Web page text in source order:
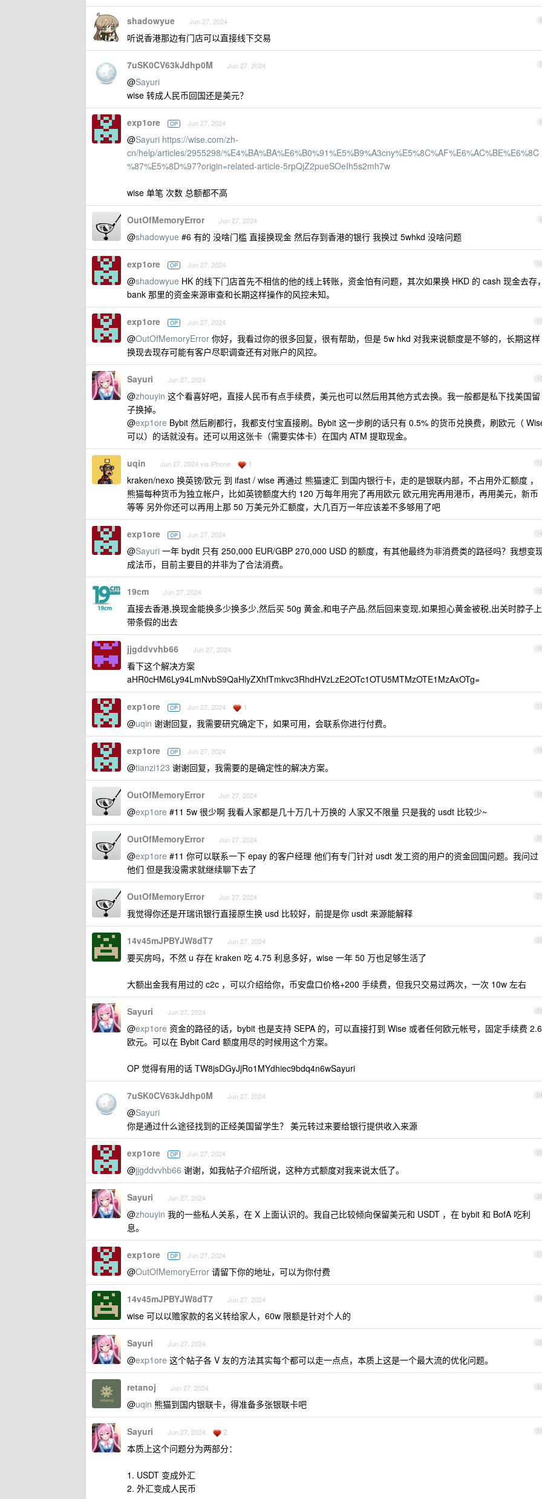
6
shadowyue Jun 27, 2024
听说香港那边有门店可以直接线下交易
7
7uSK0CV63kJdhp0M Jun 27, 2024
@Sayuri
wise 转成人民币回国还是美元？
8
exp1ore OP Jun 27, 2024
@Sayuri https://wise.com/zh-
cn/help/articles/2955298/%E4%BA%BA%E6%B0%91%E5%B9%A3cny%E5%8C%AF%E6%AC%BE%E6%8C
%87%E5%8D%97?origin=related-article-5rpQjZ2pueSOeIh5s2mh7w
wise 单笔 次数 总额都不高
9
OutOfMemoryError Jun 27, 2024
@shadowyue #6 有的 没啥门槛 直接换现金 然后存到香港的银行 我换过 5whkd 没啥问题
10
exp1ore OP Jun 27, 2024
@shadowyue HK 的线下门店首先不相信的他的线上转账，资金怕有问题，其次如果换 HKD 的 cash 现金去存，
bank 那里的资金来源审查和长期这样操作的风控未知。
11
exp1ore OP Jun 27, 2024
@OutOfMemoryError 你好，我看过你的很多回复，很有帮助，但是 5w hkd 对我来说额度是不够的，长期这样
换现去现存可能有客户尽职调查还有对账户的风控。
12
Sayuri Jun 27, 2024
@zhouyin 这个看喜好吧，直接人民币有点手续费，美元也可以然后用其他方式去换。我一般都是私下找美国留
子换掉。
@exp1ore Bybit 然后刷都行，我都支付宝直接刷。Bybit 这一步刷的话只有 0.5% 的货币兑换费，刷欧元（
可以）的话就没有。还可以用这张卡（需要实体卡）在国内 ATM 提取现金。
13
uqin Jun 27, 2024 via iPhone 1
kraken/nexo 换英镑/欧元 到 ifast / wise 再通过 熊猫速汇 到国内银行卡，走的是银联内部，不占用外汇额度 ，
熊猫每种货币为独立帐户，比如英镑额度大约 120 万每年用完了再用欧元 欧元用完再用港币，再用美元，新币
等等 另外你还可以再用上那 50 万美元外汇额度，大几百万一年应该差不多够用了吧
14
exp1ore OP Jun 27, 2024
@Sayuri 一年 bydit 只有 250,000 EUR/GBP 270,000 USD 的额度，有其他最终为非消费类的路径吗？我想变
成法币，目前主要目的并非为了合法消费。
15
19cm Jun 27, 2024
直接去香港,换现金能换多少换多少,然后买 50g 黄金,和电子产品,然后回来变现,如果担心黄金被税,出关时脖子上
带条假的出去
16
jjgddvvhb66 Jun 27, 2024
看下这个解决方案
aHR0cHM6Ly94LmNvbS9QaHlyZXhfTmkvc3RhdHVzLzE2OTc1OTU5MTMzOTE1MzAxOTg=
17
exp1ore OP Jun 27, 2024 1
@uqin 谢谢回复，我需要研究确定下，如果可用，会联系你进行付费。
18
exp1ore OP Jun 27, 2024
@tianzi123 谢谢回复，我需要的是确定性的解决方案。
19
OutOfMemoryError Jun 27, 2024
@exp1ore #11 5w 很少啊 我看人家都是几十万几十万换的 人家又不限量 只是我的 usdt 比较少~
20
OutOfMemoryError Jun 27, 2024
@exp1ore #11 你可以联系一下 epay 的客户经理 他们有专门针对 usdt 发工资的用户的资金回国问题。我问过
他们 但是我没需求就继续聊下去了
21
OutOfMemoryError Jun 27, 2024
我觉得你还是开瑞讯银行直接原生换 usd 比较好，前提是你 usdt 来源能解释
22
14v45mJPBYJW8dT7 Jun 27, 2024
要买房吗，不然 u 存在 kraken 吃 4.75 利息多好，wise 一年 50 万也足够生活了
大额出金我有用过的 c2c ，可以介绍给你，币安盘口价格+200 手续费，但我只交易过两次，一次 10w 左右
23
Sayuri Jun 27, 2024
@exp1ore 资金的路径的话，bybit 也是支持 SEPA 的，可以直接打到 Wise 或者任何欧元帐号，固定手续费 2.6
欧元。可以在 Bybit Card 额度用尽的时候用这个方案。
OP 觉得有用的话 TW8jsDGyJjRo1MYdhiec9bdq4n6wSayuri
24
7uSK0CV63kJdhp0M Jun 27, 2024
@Sayuri
你是通过什么途径找到的正经美国留学生？ 美元转过来要给银行提供收入来源
25
exp1ore OP Jun 27, 2024
@jjgddvvhb66 谢谢，如我帖子介绍所说，这种方式额度对我来说太低了。
26
Sayuri Jun 27, 2024
@zhouyin 我的一些私人关系，在 X 上面认识的。我自己比较倾向保留美元和 USDT ，在 bybit 和 BofA 吃利
息。
27
exp1ore OP Jun 27, 2024
@OutOfMemoryError 请留下你的地址，可以为你付费
28
14v45mJPBYJW8dT7 Jun 27, 2024
wise 可以以赡家款的名义转给家人，60w 限额是针对个人的
29
Sayuri Jun 27, 2024
@exp1ore 这个帖子各 V 友的方法其实每个都可以走一点点，本质上这是一个最大流的优化问题。
30
retanoj Jun 27, 2024
@uqin 熊猫到国内银联卡，得准备多张银联卡吧
31
Sayuri Jun 27, 2024 2
本质上这个问题分为两部分：
1. USDT 变成外汇
2. 外汇变成人民币